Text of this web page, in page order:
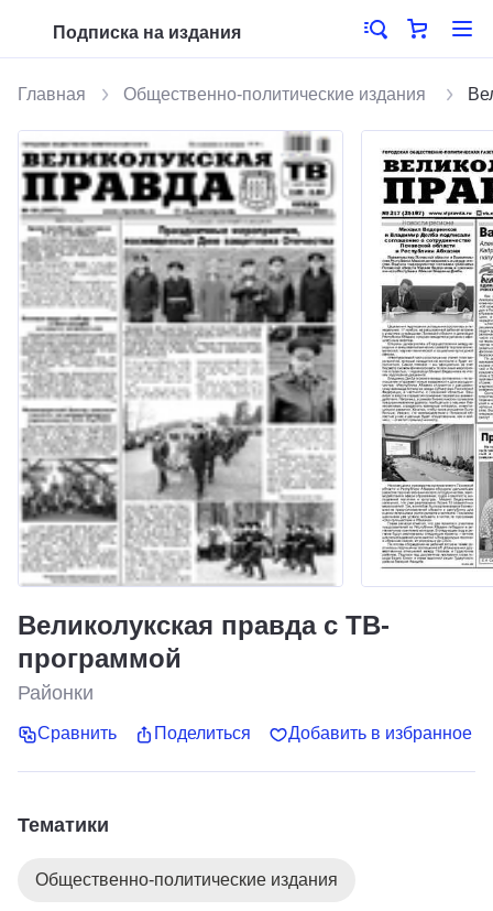
Подписка на издания
Главная Общественно-политические издания
Великолукская правда с ТВ-
программой
Районки
Сравнить Поделиться Добавить в избранное
Тематики
Общественно-политические издания